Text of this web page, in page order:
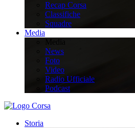
Recap Corsa
Classifiche
Squadre
Media
News
Foto
Video
Radio Ufficiale
Podcast
Storia